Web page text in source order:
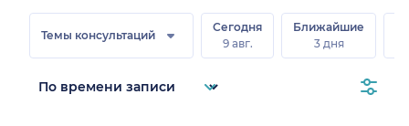
Темы консультаций
Сегодня
9 авг.
Ближайшие
3 дня